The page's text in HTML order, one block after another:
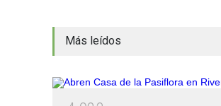
Más leídos